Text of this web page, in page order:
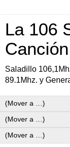
La 106
Canción
Saladillo
89.1Mhz. y